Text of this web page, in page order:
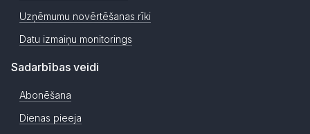
Uzņēmumu novērtēšanas rīki
Datu izmaiņu monitorings
Sadarbības veidi
Abonēšana
Dienas pieeja